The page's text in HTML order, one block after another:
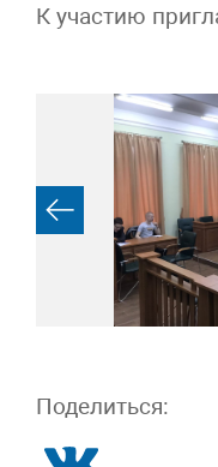
К участию
Поделиться: